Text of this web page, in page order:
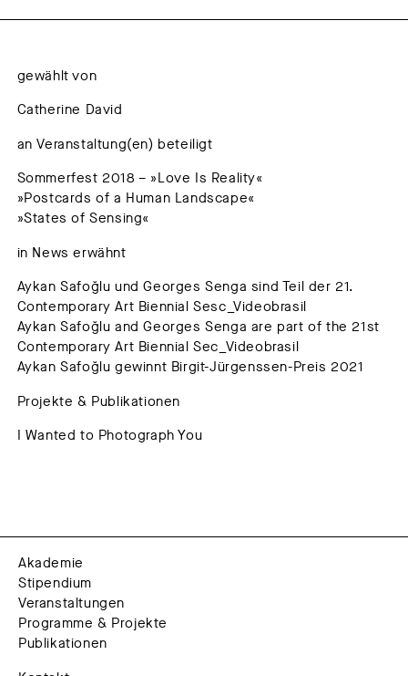
gewählt von
Catherine David
an Veranstaltung(en) beteiligt
Sommerfest 2018 – »Love Is Reality«
»Postcards of a Human Landscape«
»States of Sensing«
in News erwähnt
Aykan Safoğlu und Georges Senga sind Teil der 21.
Contemporary Art Biennial Sesc_Videobrasil
Aykan Safoğlu and Georges Senga are part of the 21st
Contemporary Art Biennial Sec_Videobrasil
Aykan Safoğlu gewinnt Birgit-Jürgenssen-Preis 2021
Projekte & Publikationen
I Wanted to Photograph You
Akademie
Stipendium
Veranstaltungen
Programme & Projekte
Publikationen